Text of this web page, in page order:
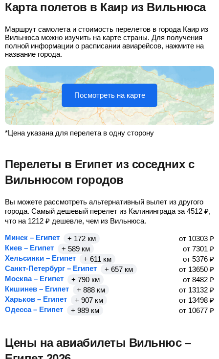
Карта полетов в Каир из Вильнюса
Маршрут самолета и стоимость перелетов в города Каир из
Вильнюса можно изучить на карте страны. Для получения
полной информации о расписании авиарейсов, нажмите на
название города.
Посмотреть на карте
*Цена указана для перелета в одну сторону
Перелеты в Египет из соседних с
Вильнюсом городов
Вы можете рассмотреть альтернативный вылет из другого
города. Самый дешевый перелет из Калининграда за 4512 ₽,
что на 1212 ₽ дешевле, чем из Вильнюса.
Минск – Египет
+ 172 км от 10303 ₽
Киев – Египет
+ 589 км от 7301 ₽
Хельсинки – Египет
+ 611 км от 5376 ₽
Санкт-Петербург – Египет
+ 657 км от 13650 ₽
Москва – Египет
+ 790 км от 8482 ₽
Кишинев – Египет
+ 888 км от 13132 ₽
Харьков – Египет
+ 907 км от 13498 ₽
Одесса – Египет
+ 989 км от 10677 ₽
Цены на авиабилеты Вильнюс –